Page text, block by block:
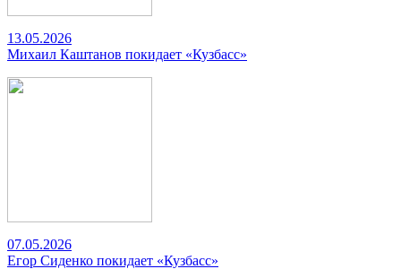
13.05.2026
Михаил Каштанов покидает «Кузбасс»
07.05.2026
Егор Сиденко покидает «Кузбасс»